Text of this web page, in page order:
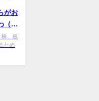
がお
（高
株、仮
ため